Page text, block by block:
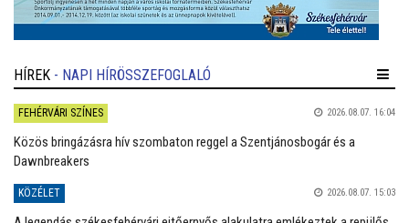
HÍREK - NAPI HÍRÖSSZEFOGLALÓ
FEHÉRVÁRI SZÍNES 2026.08.07. 16:04
Közös bringázásra hív szombaton reggel a Szentjánosbogár és a
Dawnbreakers
KÖZÉLET 2026.08.07. 15:03